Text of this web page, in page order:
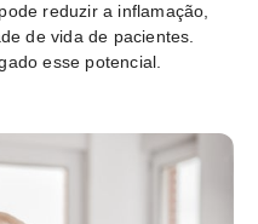
reduzir a inflamação,
de vida de pacientes.
esse potencial.